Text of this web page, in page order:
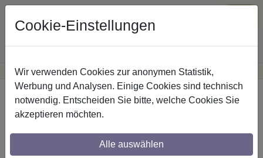
Günstige Versandkosteninnerhalb Österreichs· Sichere Zahlung
Startseite Gardinenstangen Metall
Gardinenstangen aus Metall in 20 mm Ø,
2-läufig, Modell PRESTIGE - Savio
Messing-Optik / Chrom
Cookie-Einstellungen
Wir verwenden Cookies zur anonymen Statistik,
Werbung und Analysen. Einige Cookies sind technisch
notwendig. Entscheiden Sie bitte, welche Cookies Sie
akzeptieren möchten.
Alle auswählen